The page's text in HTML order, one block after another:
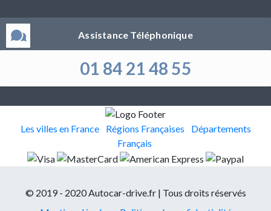
Assistance Téléphonique
01 84 21 48 55
Les villes en France Régions Françaises
Départements
Français
© 2019 - 2020 Autocar-drive.fr | Tous droits réservés